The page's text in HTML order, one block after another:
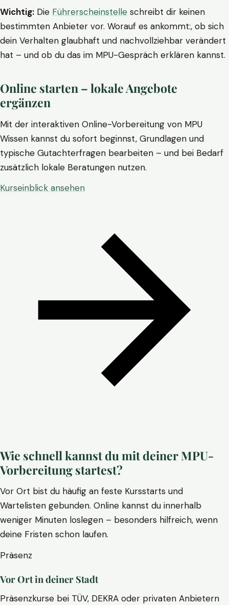
Wichtig: Die Führerscheinstelle schreibt dir keinen
bestimmten Anbieter vor. Worauf es ankommt:, ob sich
dein Verhalten glaubhaft und nachvollziehbar verändert
hat – und ob du das im MPU-Gespräch erklären kannst.
Online starten – lokale Angebote
ergänzen
Mit der interaktiven Online-Vorbereitung von MPU
Wissen kannst du sofort beginnst, Grundlagen und
typische Gutachterfragen bearbeiten – und bei Bedarf
zusätzlich lokale Beratungen nutzen.
Kurseinblick ansehen
Wie schnell kannst du mit deiner MPU-
Vorbereitung startest?
Vor Ort bist du häufig an feste Kursstarts und
Wartelisten gebunden. Online kannst du innerhalb
weniger Minuten loslegen – besonders hilfreich, wenn
deine Fristen schon laufen.
Präsenz
Vor Ort in deiner Stadt
Präsenzkurse bei TÜV, DEKRA oder privaten Anbietern